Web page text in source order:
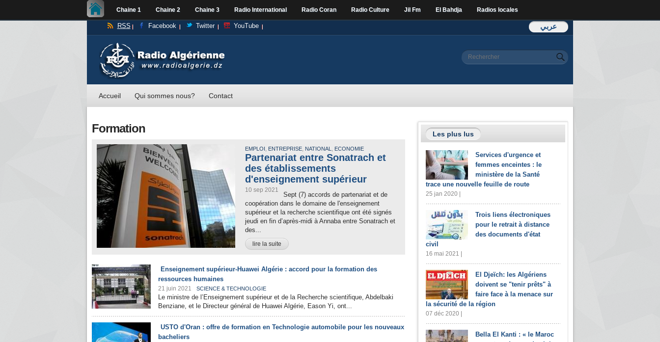
Chaine 1 Chaine 2 Chaine 3 Radio International Radio Coran Radio Culture Jil Fm El Bahdja Radios locales
عربي RSS Facebook Twitter YouTube
Formulaire de
Rechercher
Accueil Qui sommes nous? Contact
Formation
EMPLOI, ENTREPRISE, NATIONAL , ECONOMIE
Partenariat entre Sonatrach et
des établissements
d'enseignement supérieur
10 sep 2021
Sept (7) accords de partenariat et de
coopération dans le domaine de l'enseignement
supérieur et la recherche scientifique ont été signés
jeudi en fin d’après-midi à Annaba entre Sonatrach et
des...
lire la suite
Enseignement supérieur-Huawei Algérie : accord pour la formation des
ressources humaines
21 juin 2021 SCIENCE & TECHNOLOGIE
Le ministre de l’Enseignement supérieur et de la Recherche scientifique, Abdelbaki
Benziane, et le Directeur général de Huawei Algérie, Eason Yi, ont...
USTO d'Oran : offre de formation en Technologie automobile pour les nouveaux
bacheliers
Les plus lus
Services d'urgence et
femmes enceintes : le
ministère de la Santé
trace une nouvelle feuille de route
25 jan 2020 |
Trois liens électroniques
pour le retrait à distance
des documents d'état
civil
16 mai 2021 |
El Djeïch: les Algériens
doivent se "tenir prêts" à
faire face à la menace sur
la sécurité de la région
07 déc 2020 |
Bella El Kanti : « le Maroc